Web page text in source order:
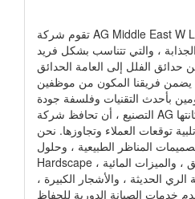
تقوم شركة AG Middle East W L L بتصميم وتنفيذ وصيانة
، والتي تتناسب بشكل فريد
حدائق الفلل إلى العامة الحدائق
يضمن فريقنا المكون من موظفين
بأحدث التقنيات وفلسفة جودة
التصنيع ، أن تحافظ شركة AG الشرق الأوسط على مكانتها
توقعات العملاء وتجاوزها. نحن
المناظر الطبيعية ، وحلول
Hardscape المستدامة ، وتجديد الحدائق ، والميزات المائية ،
الحديثة ، والأشجار الكبيرة ،
خدمات الصيانة الدورية للحفاظ